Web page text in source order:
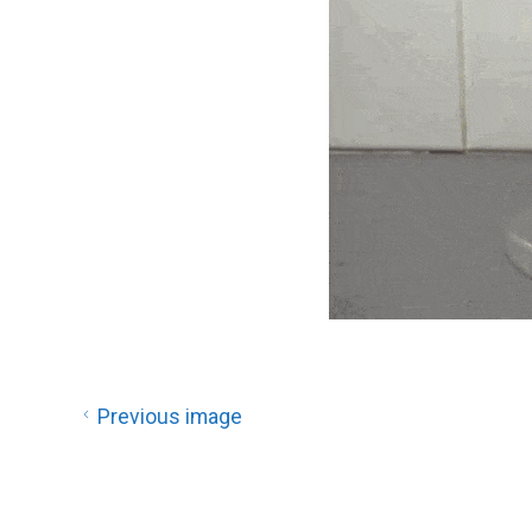
Previous image